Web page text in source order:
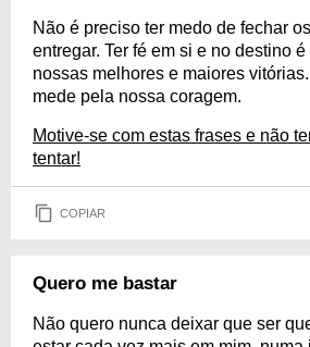
Não é preciso ter medo de fechar
entregar. Ter fé em si e no destino
nossas melhores e maiores
mede pela nossa coragem.
Motive-se com estas frases e não
tentar!
COPIAR
Quero me bastar
Não quero nunca deixar que ser